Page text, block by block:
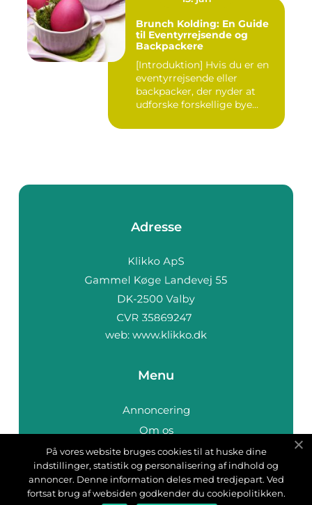
Brunch Kolding: En Guide
til Eventyrrejsende og
Backpackere
[Introduktion] Hvis du er en
eventyrrejsende eller
backpacker, der nyder at
udforske forskellige bye...
Adresse
web: www.klikko.dk
Menu
Annoncering
Om os
Cookies
Kontakt os
Sitemap
På vores website bruges cookies til at huske dine
indstillinger, statistik og personalisering af indhold og
annoncer. Denne information deles med tredjepart. Ved
fortsat brug af websiden godkender du cookiepolitikken.